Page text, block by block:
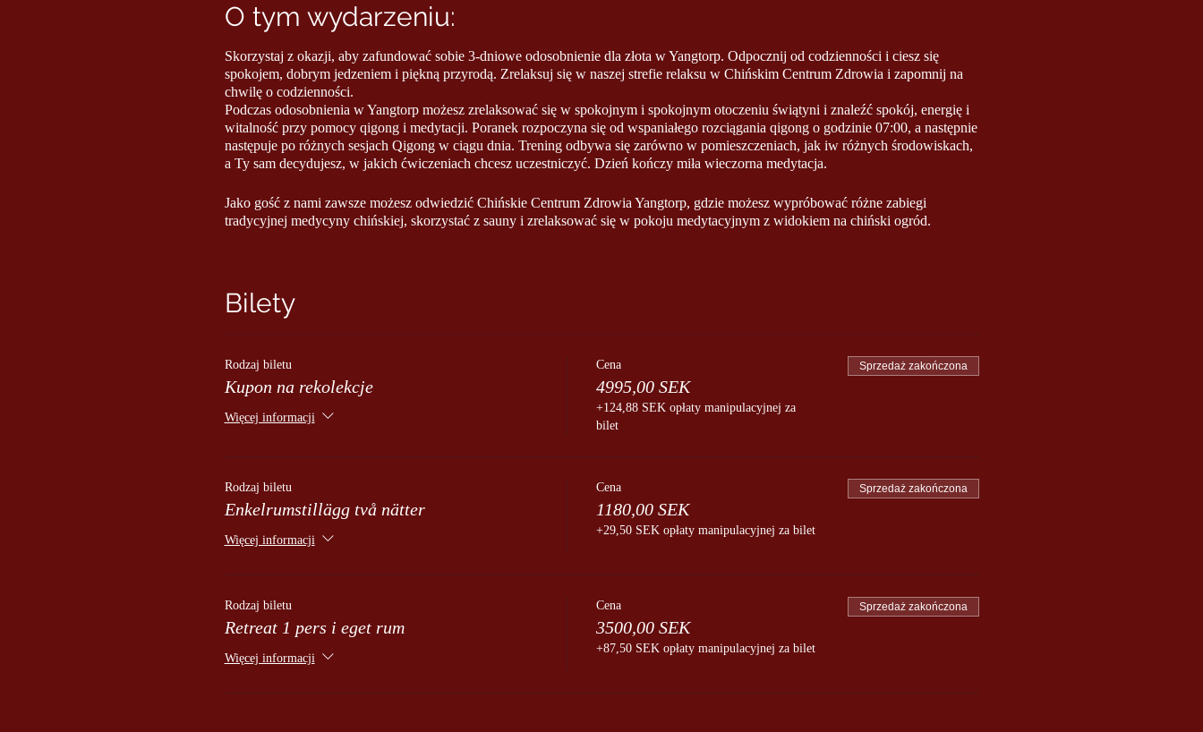
O tym wydarzeniu:
Skorzystaj z okazji, aby zafundować sobie 3-dniowe odosobnienie dla złota w Yangtorp. Odpocznij od codzienności i ciesz się
spokojem, dobrym jedzeniem i piękną przyrodą. Zrelaksuj się w naszej strefie relaksu w Chińskim Centrum Zdrowia i zapomnij na
chwilę o codzienności.
Podczas odosobnienia w Yangtorp możesz zrelaksować się w spokojnym i spokojnym otoczeniu świątyni i znaleźć spokój, energię i
witalność przy pomocy qigong i medytacji. Poranek rozpoczyna się od wspaniałego rozciągania qigong o godzinie 07:00, a następnie
następuje po różnych sesjach Qigong w ciągu dnia. Trening odbywa się zarówno w pomieszczeniach, jak iw różnych środowiskach,
a Ty sam decydujesz, w jakich ćwiczeniach chcesz uczestniczyć. Dzień kończy miła wieczorna medytacja.
Jako gość z nami zawsze możesz odwiedzić Chińskie Centrum Zdrowia Yangtorp, gdzie możesz wypróbować różne zabiegi
tradycyjnej medycyny chińskiej, skorzystać z sauny i zrelaksować się w pokoju medytacyjnym z widokiem na chiński ogród.
• Wejście na oddziale relaksacyjnym do Chińskiego Centrum Zdrowia
• 2 kolacje
• 2 śniadania
• 1 obiad
• Zakwaterowanie na 2 noce, część w pokoju dwuosobowym (dodatek za pokój jednoosobowy 590 SEK / osoba / pokój)
Zapraszam na spacer po lesie w dobrej odzieży wierzchniej.
Jeśli chcesz zarezerwować akupunkturę / diagnozę, zalecamy zrobić to przed przyjazdem.
Yangtorp to miejsce wolne od dymu tytoniowego i alkoholu.
Bilety
Rodzaj biletu
Kupon na rekolekcje
Więcej informacji
Cena
4995,00 SEK
+124,88 SEK opłaty manipulacyjnej za
bilet
Sprzedaż zakończona
Rodzaj biletu
Enkelrumstillägg två nätter
Więcej informacji
Cena
1180,00 SEK
+29,50 SEK opłaty manipulacyjnej za bilet
Sprzedaż zakończona
Rodzaj biletu
Retreat 1 pers i eget rum
Więcej informacji
Cena
3500,00 SEK
+87,50 SEK opłaty manipulacyjnej za bilet
Sprzedaż zakończona